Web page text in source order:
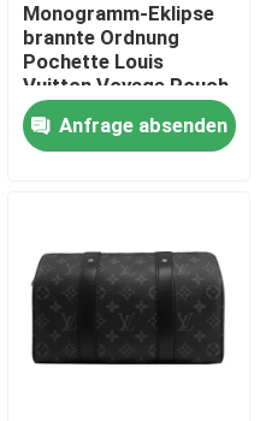
Monogramm-Eklipse
brannte Ordnung
Pochette Louis
Vuitton Voyage Pouch
Canvas die Tasche der
Männer ein
Anfrage absenden